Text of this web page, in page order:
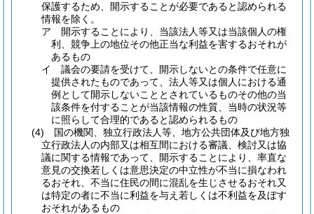
保護するため、開示することが必要であると認められる
情報を除く。
ア
開示することにより、当該法人等又は当該個人の権
利、競争上の地位その他正当な利益を害するおそれが
あるもの
イ
議会の要請を受けて、開示しないとの条件で任意に
提供されたものであって、法人等又は個人における通
例として開示しないこととされているものその他の当
該条件を付することが当該情報の性質、当時の状況等
に照らして合理的であると認められるもの
(4)
国の機関、独立行政法人等、地方公共団体及び地方独
立行政法人の内部又は相互間における審議、検討又は協
議に関する情報であって、開示することにより、率直な
意見の交換若しくは意思決定の中立性が不当に損なわれ
るおそれ、不当に住民の間に混乱を生じさせるおそれ又
は特定の者に不当に利益を与え若しくは不利益を及ぼす
おそれがあるもの